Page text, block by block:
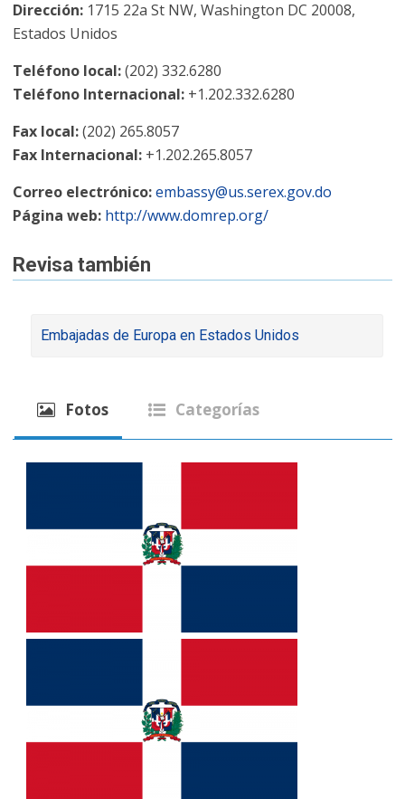
Dirección: 1715 22a St NW, Washington DC 20008,
Estados Unidos
Teléfono local:(202) 332.6280
Teléfono Internacional: +1.202.332.6280
Fax local:(202) 265.8057
Fax Internacional: +1.202.265.8057
Correo electrónico:embassy@us.serex.gov.do
Página web: http://www.domrep.org/
Revisa también
Embajadas de Europa en Estados Unidos
Fotos Categorías